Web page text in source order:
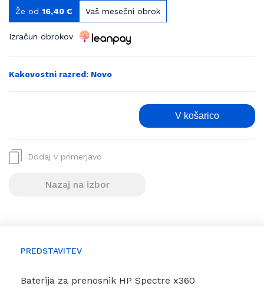
Že od 16,40 € Vaš mesečni obrok
Izračun obrokov
Kakovostni razred: Novo
V košarico
Dodaj v primerjavo
Nazaj na izbor
PREDSTAVITEV
Baterija za prenosnik HP Spectre x360